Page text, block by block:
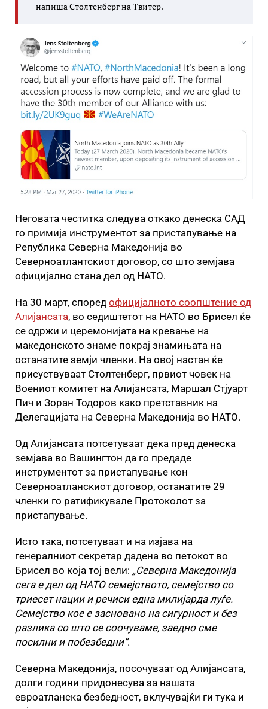
напиша Столтенберг на Твитер.
Неговата честитка следува откако денеска САД
го примија инструментот за пристапување на
Република Северна Македонија во
Северноатлантскиот договор, со што земјава
официјално стана дел од НАТО.
На 30 март, според официјалното соопштение од
Алијансата, во седиштетот на НАТО во Брисел ќе
се одржи и церемонијата на кревање на
македонското знаме покрај знамињата на
останатите земји членки. На овој настан ќе
присуствуваат Столтенберг, првиот човек на
Воениот комитет на Алијансата, Маршал Стјуарт
Пич и Зоран Тодоров како претставник на
Делегацијата на Северна Македонија во НАТО.
Од Алијансата потсетуваат дека пред денеска
земјава во Вашингтон да го предаде
инструментот за пристапување кон
Северноатланскиот договор, останатите 29
членки го ратификувале Протоколот за
пристапување.
Исто така, потсетуваат и на изјава на
генералниот секретар дадена во петокот во
Брисел во која тој вели: „Северна Македонија
сега е дел од НАТО семејството, семејство со
триесет нации и речиси една милијарда луѓе.
Семејство кое е засновано на сигурност и без
разлика со што се соочуваме, заедно сме
посилни и побезбедни“.
Северна Македонија, посочуваат од Алијансата,
долги години придонесува за нашата
евроатланска безбедност, вклучувајќи ги тука и